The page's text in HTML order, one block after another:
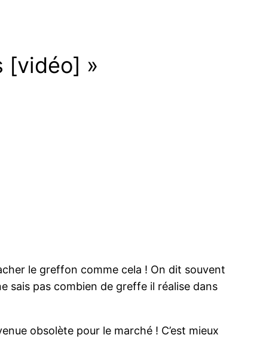
[vidéo] »
le greffon comme cela ! On dit souvent
sais pas combien de greffe il réalise dans
obsolète pour le marché ! C’est mieux